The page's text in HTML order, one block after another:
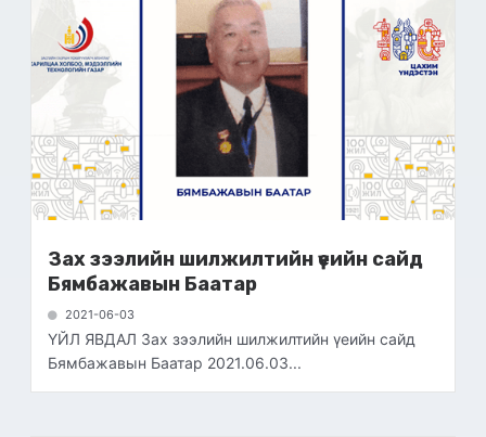
Зах зээлийн шилжилтийн үеийн сайд
Бямбажавын Баатар
2021-06-03
ҮЙЛ ЯВДАЛ Зах зээлийн шилжилтийн үеийн сайд
Бямбажавын Баатар 2021.06.03...